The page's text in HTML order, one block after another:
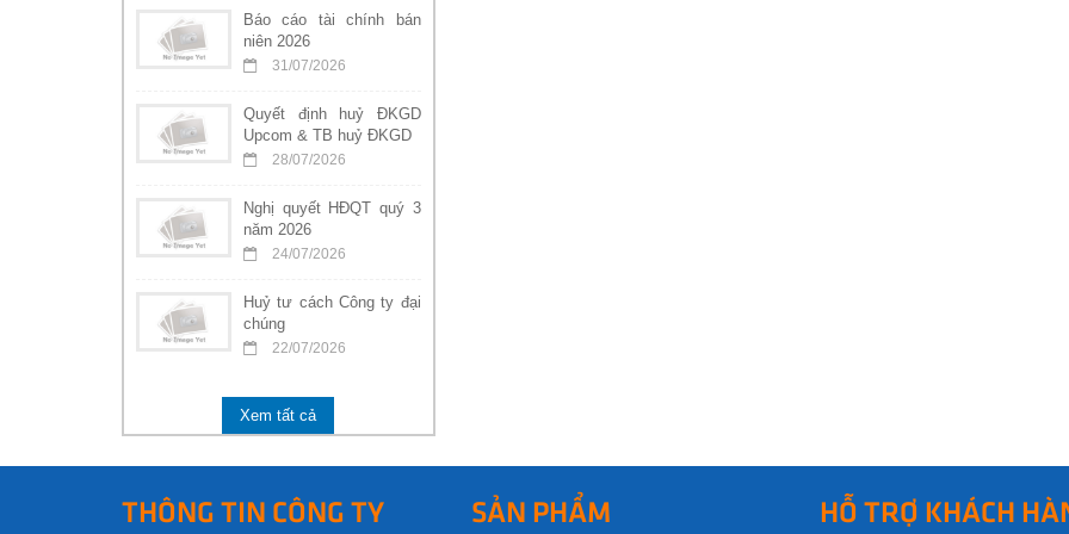
Báo cáo tài chính bán
niên 2026
31/07/2026
Quyết định huỷ ĐKGD
Upcom & TB huỷ ĐKGD
28/07/2026
Nghị quyết HĐQT quý 3
năm 2026
24/07/2026
Huỷ tư cách Công ty đại
chúng
22/07/2026
Xem tất cả
THÔNG TIN CÔNG TY SẢN PHẨM HỖ TRỢ KHÁCH